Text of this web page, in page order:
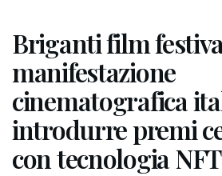
Briganti film
manifestazione
cinematografica
introdurre premi
con tecnologia NFT